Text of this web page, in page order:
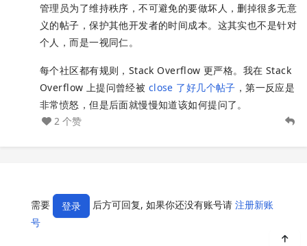
管理员为了维持秩序，不可避免的要做坏人，删掉很多无意
义的帖子，保护其他开发者的时间成本。这其实也不是针对
个人，而是一视同仁。
每个社区都有规则，Stack Overflow 更严格。我在 Stack
Overflow 上提问曾经被 close 了好几个帖子 ，第一反应是
非常愤怒，但是后面就慢慢知道该如何提问了。
2 个赞
需要 登录 后方可回复, 如果你还没有账号请 注册新账
号